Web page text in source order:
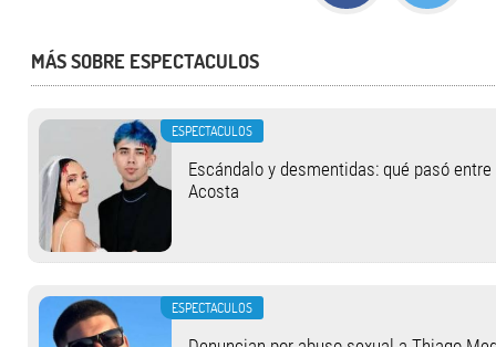
MÁS SOBRE ESPECTACULOS
ESPECTACULOS
Escándalo y desmentidas: qué pasó
Acosta
ESPECTACULOS